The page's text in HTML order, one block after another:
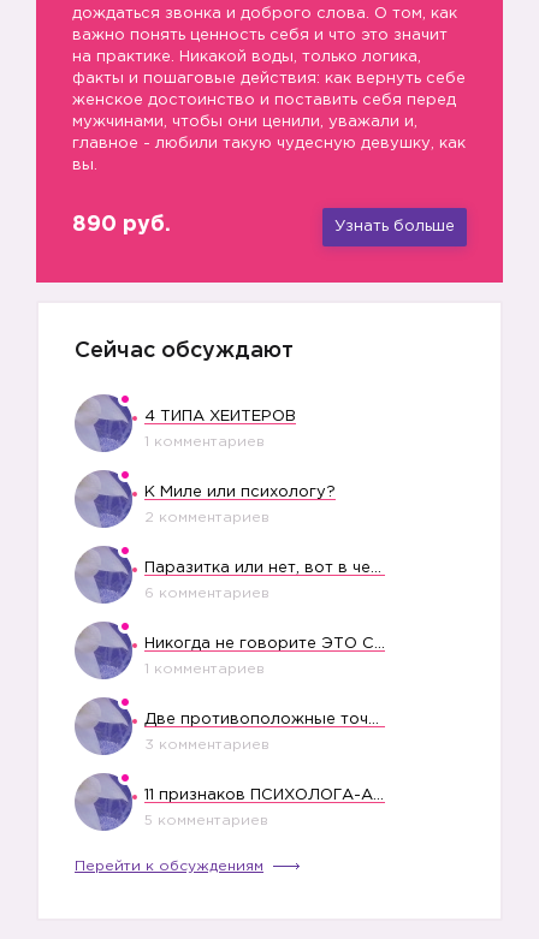
дождаться звонка и доброго слова. О том, как
важно понять ценность себя и что это значит
на практике. Никакой воды, только логика,
факты и пошаговые действия: как вернуть себе
женское достоинство и поставить себя перед
мужчинами, чтобы они ценили, уважали и,
главное - любили такую чудесную девушку, как
вы.
890 руб. Узнать больше
Сейчас обсуждают
4 ТИПА ХЕЙТЕРОВ
1 комментариев
К Миле или психологу?
2 комментариев
6 комментариев
1 комментариев
3 комментариев
5 комментариев
Перейти к обсуждениям